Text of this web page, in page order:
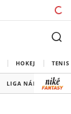
HOKEJ TENIS
LIGA NÁRODOV